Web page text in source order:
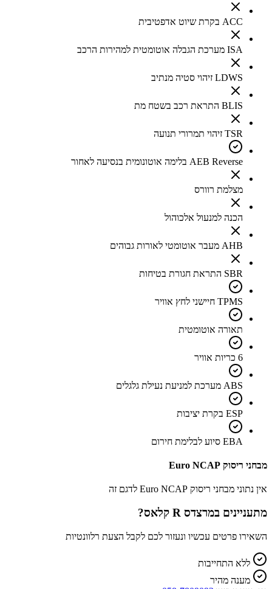
ACC בקרת שיוט אדפטיבית
ISA מערכת הגבלה אוטומטית למהירות הרכב
LDWS זיהוי סטיה מנתיב
BLIS התראת רכב בשטח מת
TSR זיהוי תמרורי תנועה
AEB Reverse בלימה אוטונומית בנסיעה לאחור
מצלמת רוורס
הכנה למנעול אלכוהול
AHB מעבר אוטומטי לאורות גבוהים
SBR התראת חגורת בטיחות
TPMS חיישני לחץ אוויר
תאורה אוטומטית
6 כריות אוויר
ABS מערכת למניעת נעילת גלגלים
ESP בקרת יציבות
EBA סיוע לבלימת חירום
מבחני ריסוק Euro NCAP
אין נתוני מבחני ריסוק Euro NCAP לדגם זה
מתעניינים במרצדס R קלאס ?
השאירו פרטים עכשיו ונעזור לכם לקבל הצעת רלוונטיות
ללא התחייבות
מענה מהיר